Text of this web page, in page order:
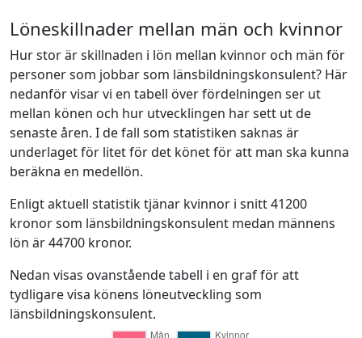
Löneskillnader mellan män och kvinnor
Hur stor är skillnaden i lön mellan kvinnor och män för
personer som jobbar som länsbildningskonsulent? Här
nedanför visar vi en tabell över fördelningen ser ut
mellan könen och hur utvecklingen har sett ut de
senaste åren. I de fall som statistiken saknas är
underlaget för litet för det könet för att man ska kunna
beräkna en medellön.
Enligt aktuell statistik tjänar kvinnor i snitt 41200
kronor som länsbildningskonsulent medan männens
lön är 44700 kronor.
Nedan visas ovanstående tabell i en graf för att
tydligare visa könens löneutveckling som
länsbildningskonsulent.